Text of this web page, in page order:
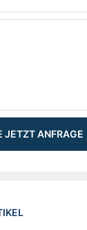
JETZT ANFRAGE